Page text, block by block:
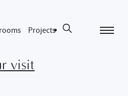
Projects
visit